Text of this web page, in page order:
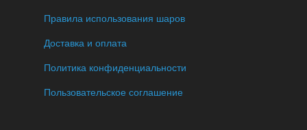
Правила использования шаров
Доставка и оплата
Политика конфиденциальности
Пользовательское соглашение